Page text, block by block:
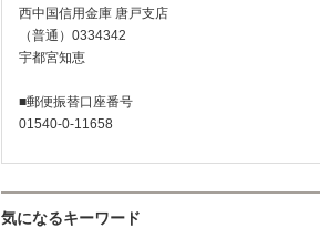
西中国信用金庫 唐戸支店
（普通）0334342
宇都宮知恵
■郵便振替口座番号
01540-0-11658
気になるキーワード